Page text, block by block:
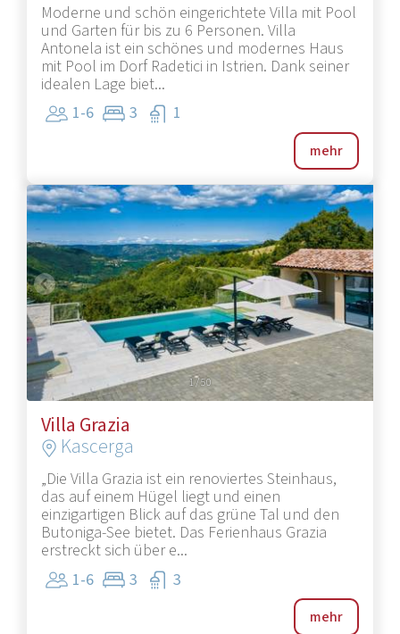
Moderne und schön eingerichtete Villa mit Pool
und Garten für bis zu 6 Personen. Villa
Antonela ist ein schönes und modernes Haus
mit Pool im Dorf Radetici in Istrien. Dank seiner
idealen Lage biet...
1-6
3 1
mehr
1/50
Villa Grazia
Kascerga
„Die Villa Grazia ist ein renoviertes Steinhaus,
das auf einem Hügel liegt und einen
einzigartigen Blick auf das grüne Tal und den
Butoniga-See bietet. Das Ferienhaus Grazia
erstreckt sich über e...
1-6
3 3
mehr